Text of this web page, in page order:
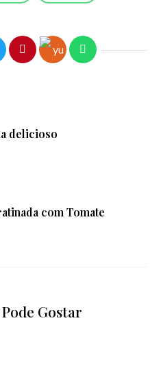
delicioso
com Tomate
Gostar